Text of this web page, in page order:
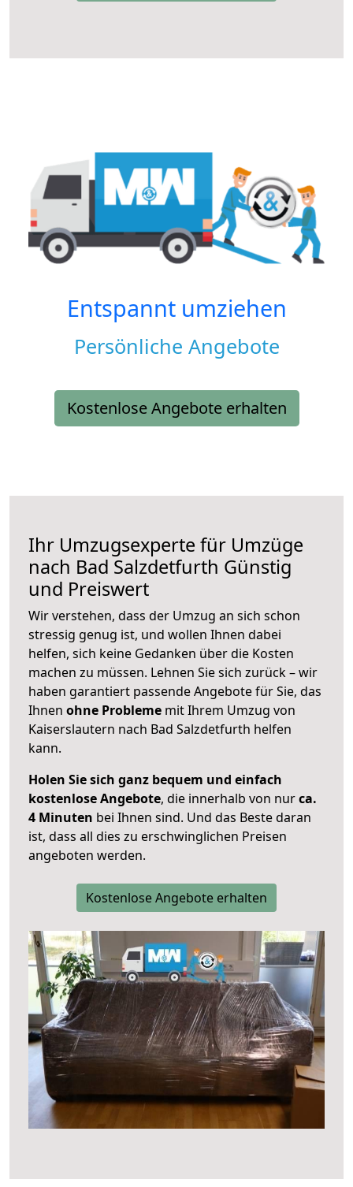
Entspannt umziehen
Persönliche Angebote
Kostenlose Angebote erhalten
Ihr Umzugsexperte für Umzüge
nach Bad Salzdetfurth Günstig
und Preiswert
Wir verstehen, dass der Umzug an sich schon
stressig genug ist, und wollen Ihnen dabei
helfen, sich keine Gedanken über die Kosten
machen zu müssen. Lehnen Sie sich zurück – wir
haben garantiert passende Angebote für Sie, das
Ihnen ohne Probleme mit Ihrem Umzug von
Kaiserslautern nach Bad Salzdetfurth helfen
kann.
Holen Sie sich ganz bequem und einfach
kostenlose Angebote, die innerhalb von nurca.
4 Minuten bei Ihnen sind. Und das Beste daran
ist, dass all dies zu erschwinglichen Preisen
angeboten werden.
Kostenlose Angebote erhalten